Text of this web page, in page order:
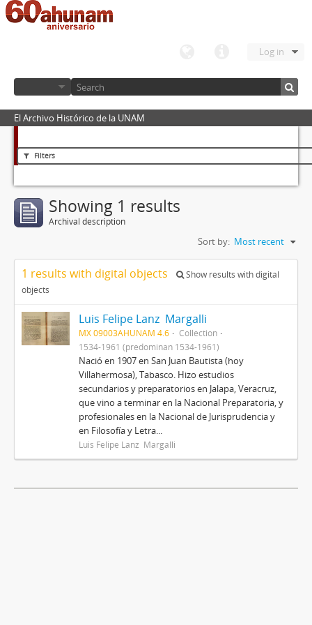
Log in
El Archivo Histórico de la UNAM
Filters
Showing 1 results
Archival description
Sort by: Most recent
1 results with digital objects
Show results with digital
objects
Luis Felipe Lanz Margalli
MX 09003AHUNAM 4.6
Collection
1534-1961 (predominan 1534-1961)
Nació en 1907 en San Juan Bautista (hoy
Villahermosa), Tabasco. Hizo estudios
secundarios y preparatorios en Jalapa, Veracruz,
que vino a terminar en la Nacional Preparatoria, y
profesionales en la Nacional de Jurisprudencia y
en Filosofía y Letra...
Luis Felipe Lanz Margalli